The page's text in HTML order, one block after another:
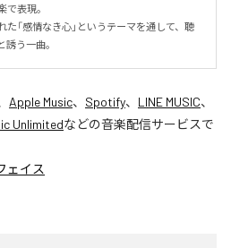
で表現。
「感情なき心」というテーマを通して、聴
う一曲。
Apple Music、 Spotify、 LINE MUSIC、
Unlimitedなどの音楽配信サービスで
ェイス